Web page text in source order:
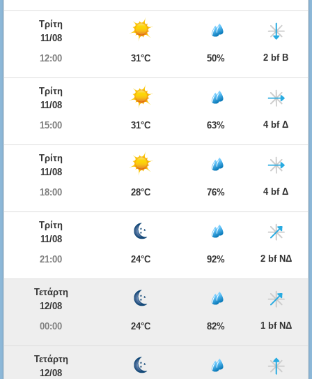
Τρίτη
11/08
12:00
31°C 50% 2 bf Β
Τρίτη
11/08
15:00
31°C 63% 4 bf Δ
Τρίτη
11/08
18:00
28°C 76% 4 bf Δ
Τρίτη
11/08
21:00
24°C 92% 2 bf ΝΔ
Τετάρτη
12/08
00:00
24°C 82% 1 bf ΝΔ
Τετάρτη
12/08